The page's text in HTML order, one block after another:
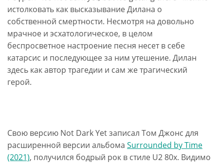
истолковать как высказывание Дилана о
собственной смертности. Несмотря на довольно
мрачное и эсхатологическое, в целом
беспросветное настроение песня несет в себе
катарсис и последующее за ним утешение. Дилан
здесь как автор трагедии и сам же трагический
герой.
Свою версию Not Dark Yet записал Том Джонс для
расширенной версии альбома Surrounded by Time
(2021), получился бодрый рок в стиле U2 80х. Видимо